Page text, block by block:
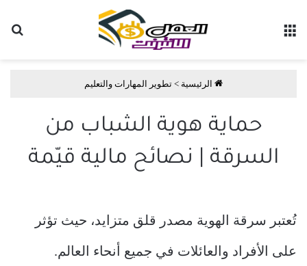
الرئيسية > تطوير المهارات والتعليم
حماية هوية الشباب من
السرقة | نصائح مالية قيّمة
تُعتبر سرقة الهوية مصدر قلق متزايد، حيث تؤثر
على الأفراد والعائلات في جميع أنحاء العالم.